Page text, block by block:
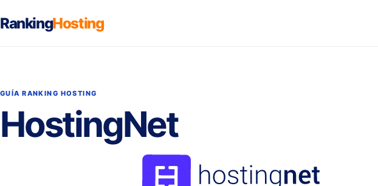
RankingHosting
GUÍA RANKING HOSTING
HostingNet